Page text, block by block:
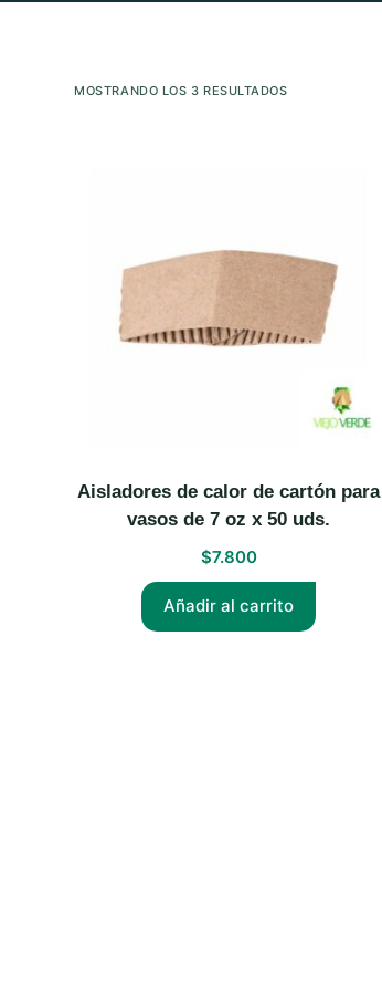
MOSTRANDO LOS 3 RESULTADOS
Aisladores de calor de cartón para
vasos de 7 oz x 50 uds.
$7.800
Añadir al carrito